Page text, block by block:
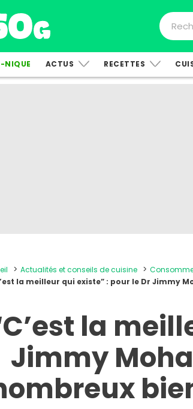
NIQUE ACTUS RECETTES
Actualités et conseils de cuisine
la meilleur qui existe” : pour le Dr Jimmy
la
Jimmy